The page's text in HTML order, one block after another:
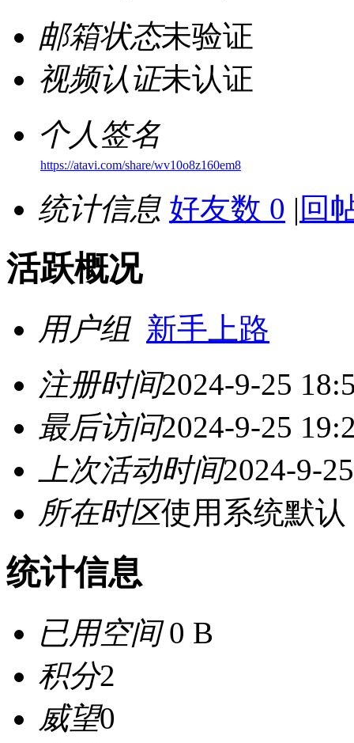
邮箱状态未验证
视频认证未认证
个人签名
https://atavi.com/share/wv10o8z160em8
统计信息 好友数 0 | 回
活跃概况
用户组 新手上路
注册时间2024-9-25
最后访问2024-9-25
上次活动时间2024-9-
所在时区使用系统默认
统计信息
已用空间0 B
积分2
威望0